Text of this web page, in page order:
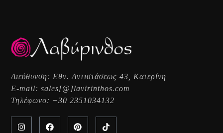
Διεύθυνση: Εθν. Αντιστάσεως 43, Κατερίνη
E-mail:sales[@]lavirinthos.com
Τηλέφωνο: +30 2351034132